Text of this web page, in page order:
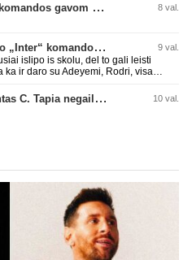
A. Tapinas: „Iš europinio lygio komandos gavom gerų pamokų“ 8 val.
L. Messi gerokai pakėlė Majamio „Inter“ komandos vertę 9 val.
islipo is skolu, del to gali leisti
ir daro su Adeyemi, Rodri, visa
Argentinos federacijos prezidentas C. Tapia negailėjo pagyrų G. Infantino 10 val.